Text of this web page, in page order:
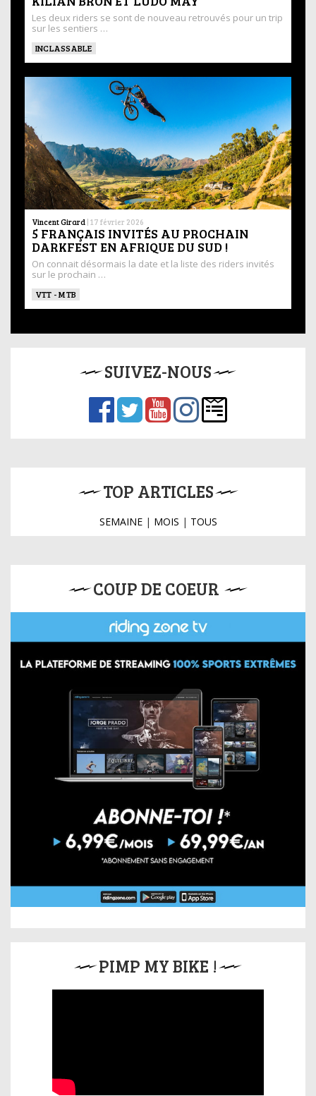
Les deux riders se sont de nouveau retrouvés pour un trip
sur les sentiers …
INCLASSABLE
Vincent Girard | 17 février 2026
5 FRANÇAIS INVITÉS AU PROCHAIN
DARKFEST EN AFRIQUE DU SUD !
On connait désormais la date et la liste des riders invités
sur le prochain …
VTT - MTB
SUIVEZ-NOUS
TOP ARTICLES
SEMAINE| MOIS | TOUS
COUP DE COEUR
PIMP MY BIKE !